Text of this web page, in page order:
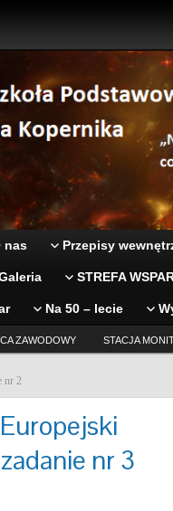
nas Przepisy
STREFA
Na 50 – lecie
ZAWODOWY STACJA
nr 2
nr 3